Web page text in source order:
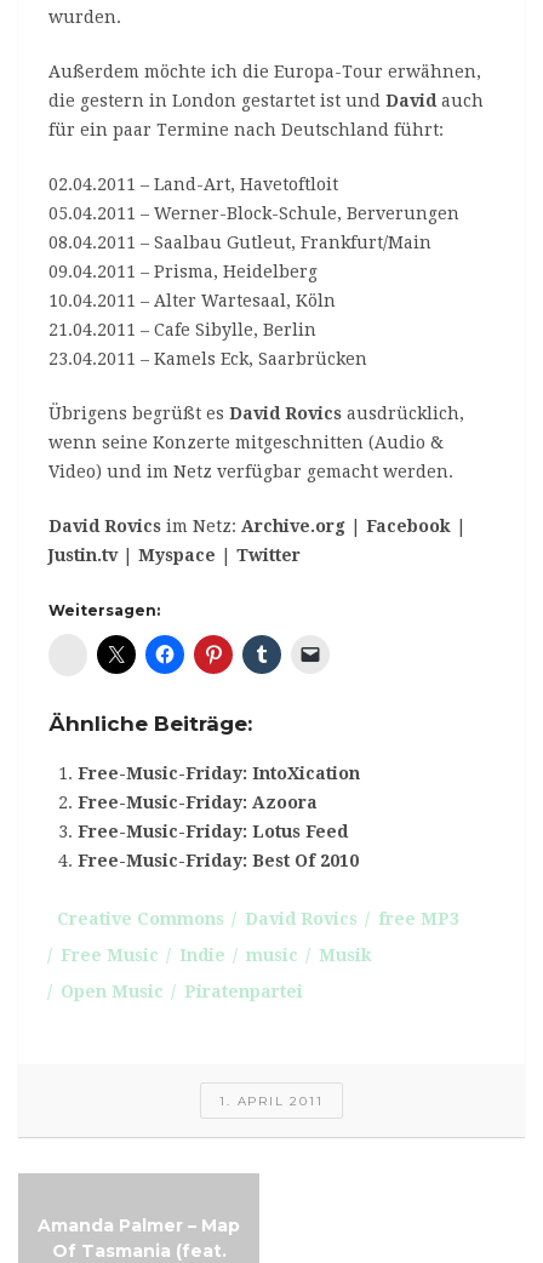
wurden.
Außerdem möchte ich die Europa-Tour erwähnen,
die gestern in London gestartet ist und Davidauch
für ein paar Termine nach Deutschland führt:
02.04.2011 – Land-Art, Havetoftloit
05.04.2011 – Werner-Block-Schule, Berverungen
08.04.2011 – Saalbau Gutleut, Frankfurt/Main
09.04.2011 – Prisma, Heidelberg
10.04.2011 – Alter Wartesaal, Köln
21.04.2011 – Cafe Sibylle, Berlin
23.04.2011 – Kamels Eck, Saarbrücken
Übrigens begrüßt es David Rovics ausdrücklich,
wenn seine Konzerte mitgeschnitten (Audio &
Video) und im Netz verfügbar gemacht werden.
David Rovics im Netz: Archive.org Facebook
Justin.tv| Myspace Twitter
Weitersagen:
Diaspora*
Ähnliche Beiträge:
Free-Music-Friday: IntoXication
Free-Music-Friday: Azoora
Free-Music-Friday: Lotus Feed
Free-Music-Friday: Best Of 2010
Creative Commons David Rovics
free MP3
Free Music
Indie music
Musik
Open Music
Piratenpartei
1. APRIL 2011
Amanda Palmer – Map
Of Tasmania (feat.